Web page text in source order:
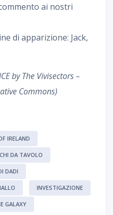
ai nostri
di apparizione: Jack,
by The Vivisectors –
Commons)
IRELAND
DA TAVOLO
DADI
INVESTIGAZIONE
GALAXY